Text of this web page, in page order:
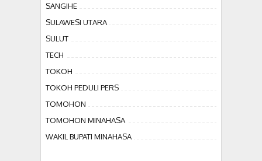
SANGIHE
SULAWESI UTARA
SULUT
TECH
TOKOH
TOKOH PEDULI PERS
TOMOHON
TOMOHON MINAHASA
WAKIL BUPATI MINAHASA